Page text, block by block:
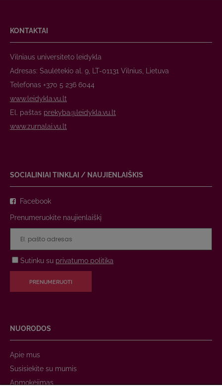
KONTAKTAI
Vilniaus universiteto leidykla
Adresas: Saulėtekio al. 9, LT-01131 Vilnius, Lietuva
Telefonas +370 5 236 6044
www.leidykla.vu.lt
El. paštas prekyba@leidykla.vu.lt
www.zurnalai.vu.lt
SOCIALINIAI TINKLAI / NAUJIENLAIŠKIS
Facebook
Prenumeruokite naujienlaiškį
Sutinku su privatumo politika
PRENUMERUOTI
NUORODOS
Apie mus
Susisiekite su mumis
Apmokėjimas